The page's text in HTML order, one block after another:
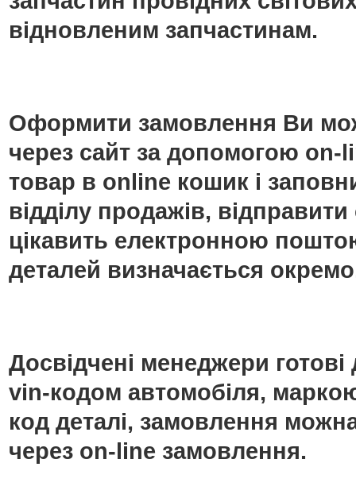
відновленим запчастинам.
Оформити замовлення Ви
через сайт за допомогою
товар в online кошик і
відділу продажів,
цікавить електронною
деталей визначається
Досвідчені менеджери
vin-кодом автомобіля,
код деталі, замовлення
через on-line замовлення.